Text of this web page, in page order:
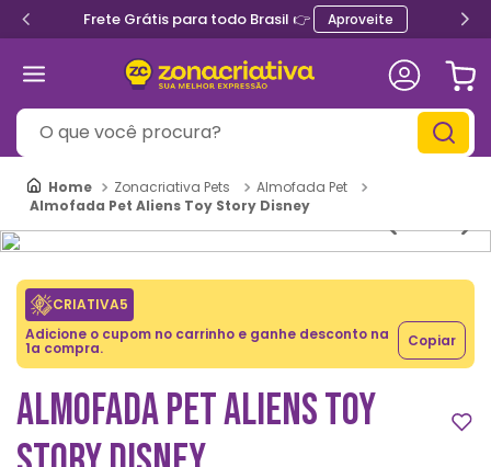
Frete Grátis para todo Brasil 👉 Aproveite
O que você procura?
Zonacriativa Pets
Almofada Pet
Almofada Pet Aliens Toy Story Disney
CRIATIVA5
Adicione o cupom no carrinho e ganhe desconto na
1a compra. Copiar
ALMOFADA PET ALIENS TOY